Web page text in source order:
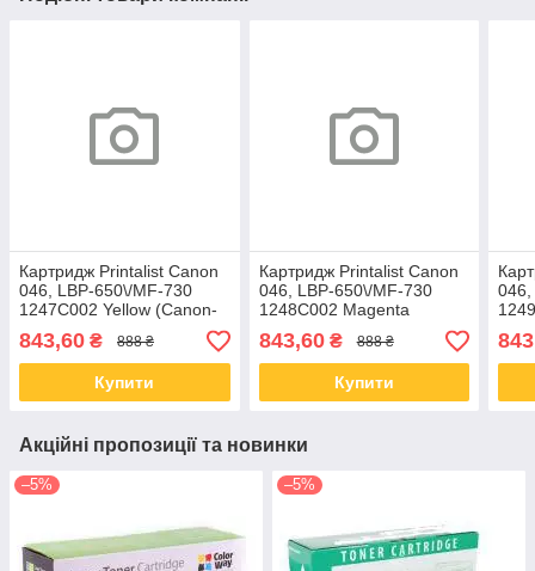
Картридж Printalist Canon
046, LBP-650\/MF-730
1247C002 Yellow (Canon-
843,60 ₴ 888 ₴
Купити
Картридж Printalist Canon
046, LBP-650\/MF-730
1248C002 Magenta
843,60₴ 888 ₴
Купити
Акційні пропозиції та новинки
–5% –5%